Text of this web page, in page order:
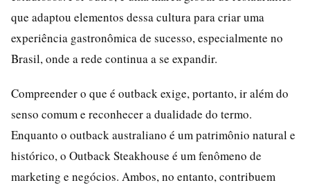
que adaptou elementos dessa cultura para criar uma
experiência gastronômica de sucesso, especialmente no
Brasil, onde a rede continua a se expandir.
Compreender o que é outback exige, portanto, ir além do
senso comum e reconhecer a dualidade do termo.
Enquanto o outback australiano é um patrimônio natural e
histórico, o Outback Steakhouse é um fenômeno de
marketing e negócios. Ambos, no entanto, contribuem